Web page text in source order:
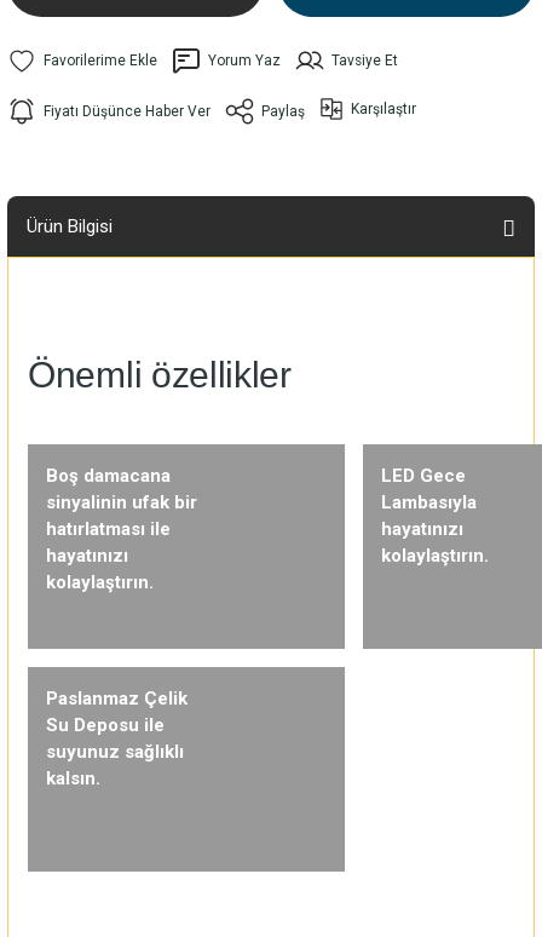
Yorum Yaz Tavsiye Et
Fiyatı Düşünce Haber Ver Paylaş Karşılaştır
Ürün Bilgisi
Önemli özellikler
Boş damacana
sinyalinin ufak bir
hatırlatması ile
hayatınızı
kolaylaştırın.
LED Gece
Lambasıyla
hayatınızı
kolaylaştırın.
Paslanmaz Çelik
Su Deposu ile
suyunuz sağlıklı
kalsın.